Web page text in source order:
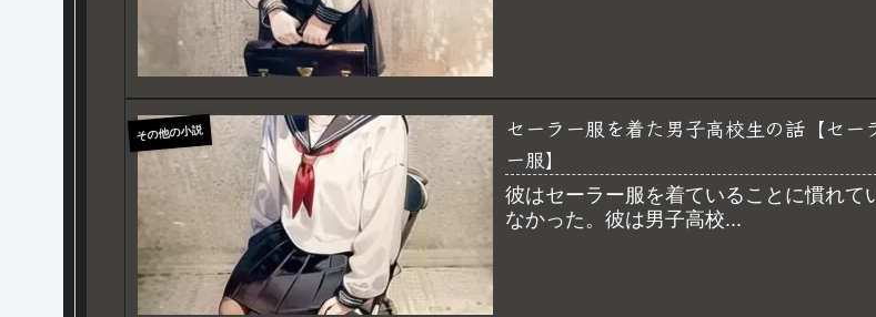
その他の小説
セーラー服を着た男子高校生の話【セー
ー服】
彼はセーラー服を着ていることに慣れて
なかった。彼は男子高校...